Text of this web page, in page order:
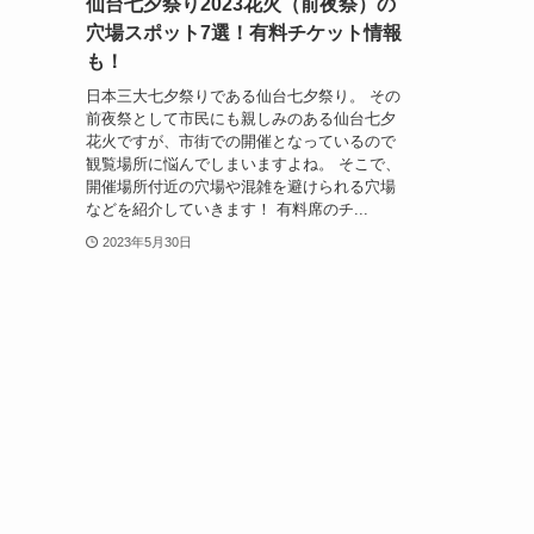
仙台七夕祭り2023花火（前夜祭）の
穴場スポット7選！有料チケット情報
も！
日本三大七夕祭りである仙台七夕祭り。 その
前夜祭として市民にも親しみのある仙台七夕
花火ですが、市街での開催となっているので
観覧場所に悩んでしまいますよね。 そこで、
開催場所付近の穴場や混雑を避けられる穴場
などを紹介していきます！ 有料席のチ...
2023年5月30日